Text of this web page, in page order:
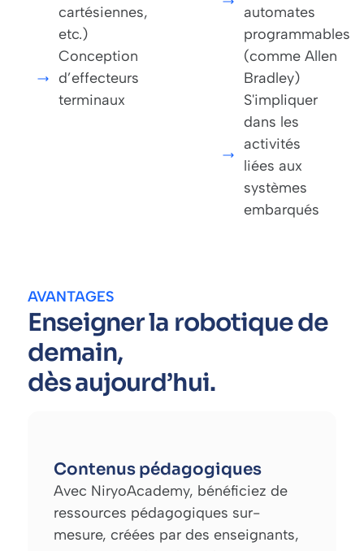
cartésiennes,
etc.)
Conception
d’effecteurs
terminaux
automates
programmables
(comme Allen
Bradley)
S'impliquer
dans les
activités
liées aux
systèmes
embarqués
AVANTAGES
Enseigner la robotique de
demain,
dès aujourd’hui.
Contenus pédagogiques
Avec NiryoAcademy, bénéficiez de
ressources pédagogiques sur-
mesure, créées par des enseignants,